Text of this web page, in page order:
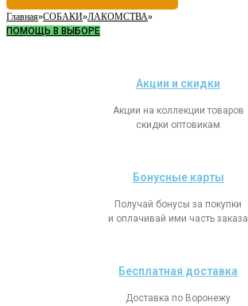
Главная»СОБАКИ»ЛАКОМСТВА»
ПОМОЩЬ В ВЫБОРЕ
Акции и скидки
Акции на коллекции товаров
скидки оптовикам
Бонусные карты
Получай бонусы за покупки
и оплачивай ими часть заказа
Бесплатная доставка
Доставка по Воронежу